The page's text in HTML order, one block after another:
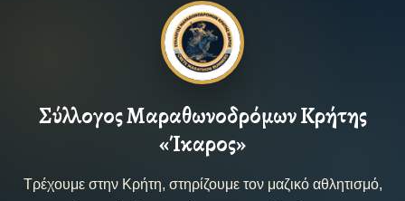
Σύλλογος Μαραθωνοδρόμων Κρήτης
«Ίκαρος»
Τρέχουμε στην Κρήτη, στηρίζουμε τον μαζικό αθλητισμό,